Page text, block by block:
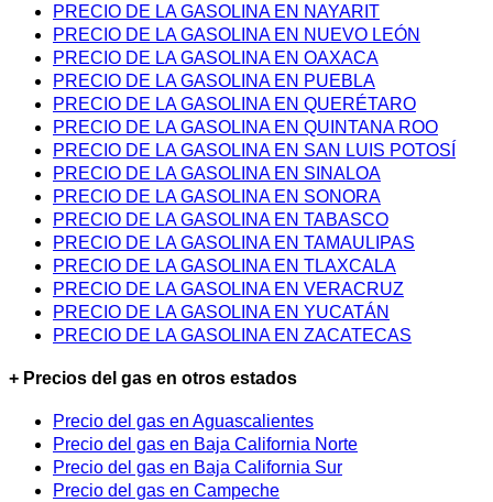
PRECIO DE LA GASOLINA EN NAYARIT
PRECIO DE LA GASOLINA EN NUEVO LEÓN
PRECIO DE LA GASOLINA EN OAXACA
PRECIO DE LA GASOLINA EN PUEBLA
PRECIO DE LA GASOLINA EN QUERÉTARO
PRECIO DE LA GASOLINA EN QUINTANA ROO
PRECIO DE LA GASOLINA EN SAN LUIS POTOSÍ
PRECIO DE LA GASOLINA EN SINALOA
PRECIO DE LA GASOLINA EN SONORA
PRECIO DE LA GASOLINA EN TABASCO
PRECIO DE LA GASOLINA EN TAMAULIPAS
PRECIO DE LA GASOLINA EN TLAXCALA
PRECIO DE LA GASOLINA EN VERACRUZ
PRECIO DE LA GASOLINA EN YUCATÁN
PRECIO DE LA GASOLINA EN ZACATECAS
+ Precios del gas en otros estados
Precio del gas en Aguascalientes
Precio del gas en Baja California Norte
Precio del gas en Baja California Sur
Precio del gas en Campeche